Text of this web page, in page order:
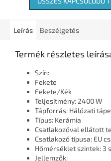
Leírás Beszélgetés
Termék részletes
Szín:
Fekete
Fekete/Kék
Teljesítmény: 2400 W
Tápforrás: Hálózati
Típus: Kerámia
Csatlakozóval ellátott
Csatlakozó típusa: EU
Hőmérséklet szintek: 3
Jellemzők: